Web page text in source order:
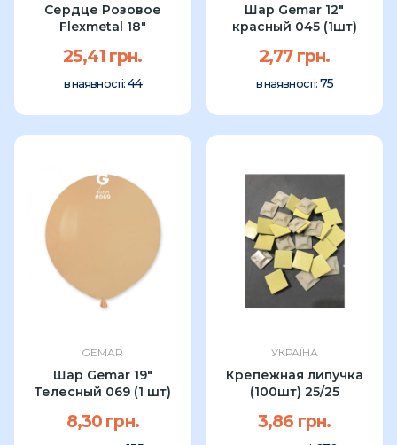
Сердце Розовое
Flexmetal 18"
25,41 грн.
в наявності: 44
Шар Gemar 12"
красный 045 (1шт)
2,77 грн.
в наявності: 75
GEMAR
Шар Gemar 19"
Телесный 069 (1 шт)
8,30 грн.
УКРАЇНА
Крепежная липучка
(100шт) 25/25
3,86 грн.